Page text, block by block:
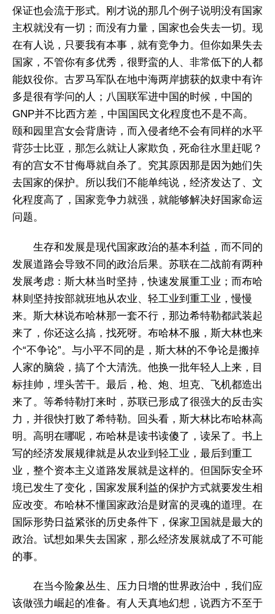
保证也会流于形式。刚才说的那几个例子说明没有国家
主权就没有一切；而没有力量，国家也会失去一切。现
在有人说，只要我有本事，就有竞争力。但你如果失去
国家，不管你有多优秀，很野蛮的人、非常低下的人都
能奴役你。古罗马军队在地中海两岸掳获的奴隶中有许
多是很有学问的人；八国联军进中国的时候，中国的
GNP并不比西方差，中国国民文化程度也不是不高。
颐和园里宫女会背唐诗，而入侵者绝不会有同样的水平
背莎士比亚，那怎么就让人家欺负，死命往水里赶呢？
有的宫女不甘侮辱就自杀了。究其原因那是因为她们失
去国家的保护。所以我们不能单纯说，经济发达了、文
化程度高了，国家竞争力就强，就能够解决好国家命运
问题。
生存和发展是现代国家政治的基本利益，而不同的
发展道路会导致不同的政治后果。苏联在二战前有两种
发展考虑：斯大林当时坚持，快速发展重工业；而布哈
林则坚持按部就班地从农业、轻工业到重工业，慢慢
来。斯大林说布哈林那一套不行，那边希特勒都武装起
来了，你还这么搞，找死呀。布哈林不服，斯大林也来
个“不争论”。与小平不同的是，斯大林的不争论是搬掉
人家的脑袋，搞了个大清洗。他换一批年轻人上来，目
标挂帅，埋头苦干。最后，枪、炮、坦克、飞机都造出
来了。等希特勒打来时，苏联已形成了很强大的反击实
力，并很快打败了希特勒。回头看，斯大林比布哈林高
明。高明在哪呢，布哈林是读书读傻了，读呆了。书上
写的经济发展规律就是从农业到轻工业，最后到重工
业，整个资本主义道路发展就是这样的。但国际安全环
境已发生了变化，国家发展利益的保护方式就要发生相
应改变。布哈林不懂国家政治是财富的灵魂的道理。在
国际形势日益紧张的历史条件下，保家卫国就是最大的
政治。试想如果失去国家，那么经济发展就成了不可能
的事。
在当今险象丛生、压力日增的世界政治中，我们应
该做强力崛起的准备。有人天真地幻想，说西方不至于